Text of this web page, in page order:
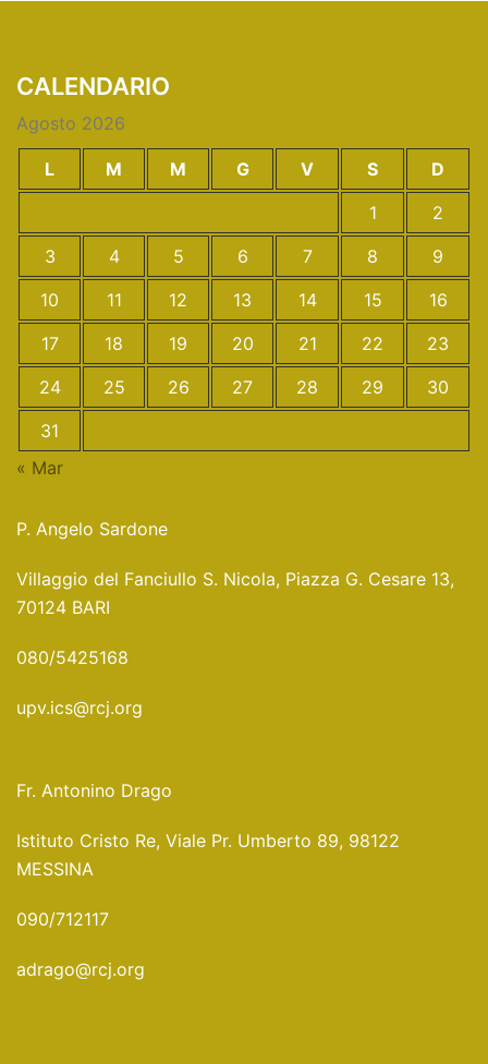
CALENDARIO
Agosto 2026
L M M G V S
D
1
2
3
4 5 6 7 8
9
10
11 12 13 14 15
16
17
18 19 20 21 22
23
24
25 26 27 28 29
30
31
« Mar
P. Angelo Sardone
Villaggio del Fanciullo S. Nicola, Piazza G. Cesare 13,
70124 BARI
080/5425168
upv.ics@rcj.org
Fr. Antonino Drago
Istituto Cristo Re, Viale Pr. Umberto 89, 98122
MESSINA
090/712117
adrago@rcj.org